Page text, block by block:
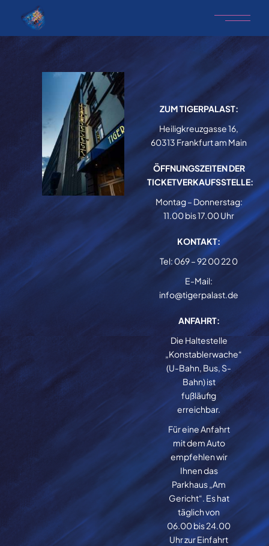
ZUM TIGERPALAST:
Heiligkreuzgasse 16,
60313 Frankfurt am Main
ÖFFNUNGSZEITEN DER
TICKETVERKAUFSSTELLE:
Montag – Donnerstag:
11.00 bis 17.00 Uhr
KONTAKT:
Tel: 069 – 92 00 22 0
E-Mail:
info@tigerpalast.de
ANFAHRT:
Die Haltestelle
„Konstablerwache“
(U-Bahn, Bus, S-
Bahn) ist
fußläufig
erreichbar.
Für eine Anfahrt
mit dem Auto
empfehlen wir
Ihnen das
Parkhaus „Am
Gericht“. Es hat
täglich von
06.00 bis 24.00
Uhr zur Einfahrt